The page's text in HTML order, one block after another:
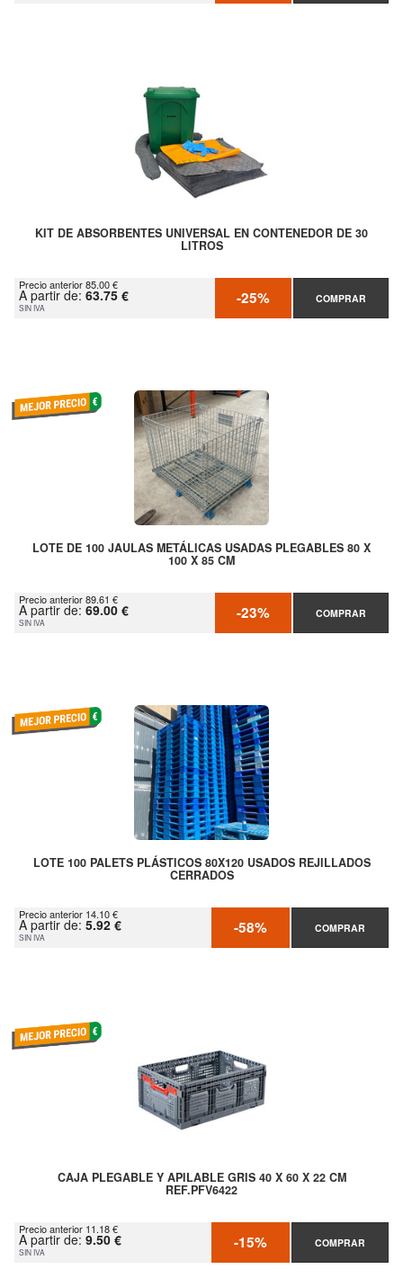
KIT DE ABSORBENTES UNIVERSAL EN CONTENEDOR DE 30
LITROS
Precio anterior 85.00 €
A partir de: 63.75 €
SIN IVA -25% COMPRAR
LOTE DE 100 JAULAS METÁLICAS USADAS PLEGABLES 80 X
100 X 85 CM
Precio anterior 89.61 €
A partir de: 69.00 €
SIN IVA -23% COMPRAR
LOTE 100 PALETS PLÁSTICOS 80X120 USADOS REJILLADOS
CERRADOS
Precio anterior 14.10 €
A partir de: 5.92 €
SIN IVA -58% COMPRAR
CAJA PLEGABLE Y APILABLE GRIS 40 X 60 X 22 CM
REF.PFV6422
Precio anterior 11.18 €
A partir de: 9.50 €
SIN IVA -15% COMPRAR